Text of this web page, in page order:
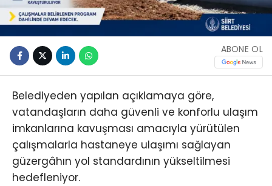
ABONE OL
Belediyeden yapılan açıklamaya göre,
vatandaşların daha güvenli ve konforlu ulaşım
imkanlarına kavuşması amacıyla yürütülen
çalışmalarla hastaneye ulaşımı sağlayan
güzergâhın yol standardının yükseltilmesi
hedefleniyor.